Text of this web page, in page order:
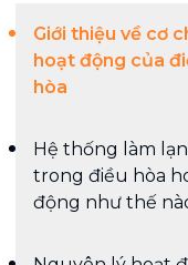
Giới thiệu về cơ
hoạt động của
hòa
Hệ thống làm
trong điều hòa
động như thế